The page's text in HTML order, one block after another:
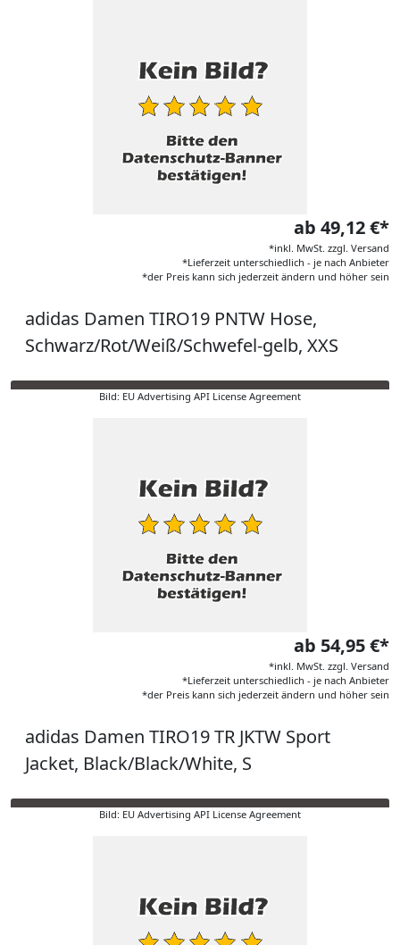
ab 49,12 €*
*inkl. MwSt. zzgl. Versand
*Lieferzeit unterschiedlich - je nach Anbieter
*der Preis kann sich jederzeit ändern und höher sein
adidas Damen TIRO19 PNTW Hose,
Schwarz/Rot/Weiß/Schwefel-gelb, XXS
Bild: EU Advertising API License Agreement
ab 54,95 €*
*inkl. MwSt. zzgl. Versand
*Lieferzeit unterschiedlich - je nach Anbieter
*der Preis kann sich jederzeit ändern und höher sein
adidas Damen TIRO19 TR JKTW Sport
Jacket, Black/Black/White, S
Bild: EU Advertising API License Agreement